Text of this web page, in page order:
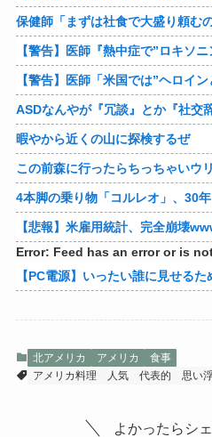
暇やから近くの山に探検するぜ
この前森に行ったらちっちゃいウ
【悲報】米雇用統計、完全崩壊
Error: Feed has an error or is
北アメリカ アメリカ
食事
アメリカ料理
人気 代表的 思い
よかったらシ